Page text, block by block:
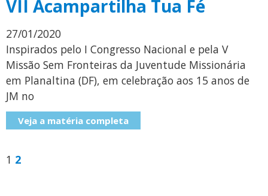
VII Acampartilha Tua Fé
27/01/2020
Inspirados pelo I Congresso Nacional e pela V
Missão Sem Fronteiras da Juventude Missionária
em Planaltina (DF), em celebração aos 15 anos de
JM no
Veja a matéria completa
1 2